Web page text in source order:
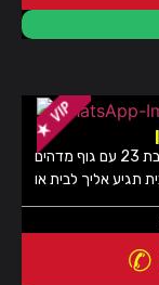
נערת ליווי פרטים נוספים נטשה- בחורה סקסית בת 23 עם גוף מדהים